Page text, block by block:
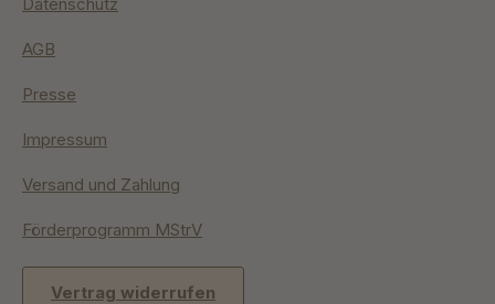
AGB
Presse
Impressum
Versand und Zahlung
Förderprogramm MStrV
Vertrag widerrufen